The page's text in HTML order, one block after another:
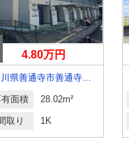
4.80万円
香川県善通寺市善通寺町２丁目
面積 28.02m²
取り 1K